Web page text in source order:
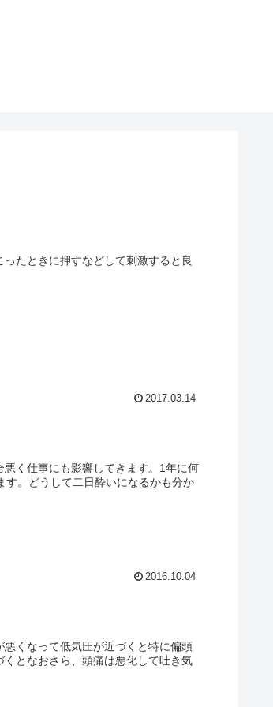
たときに押すなどして刺激すると良
2017.03.14
く仕事にも影響してきます。1年に何
す。どうして二日酔いになるかも分か
2016.10.04
くなって低気圧が近づくと特に偏頭
となおさら、頭痛は悪化して吐き気